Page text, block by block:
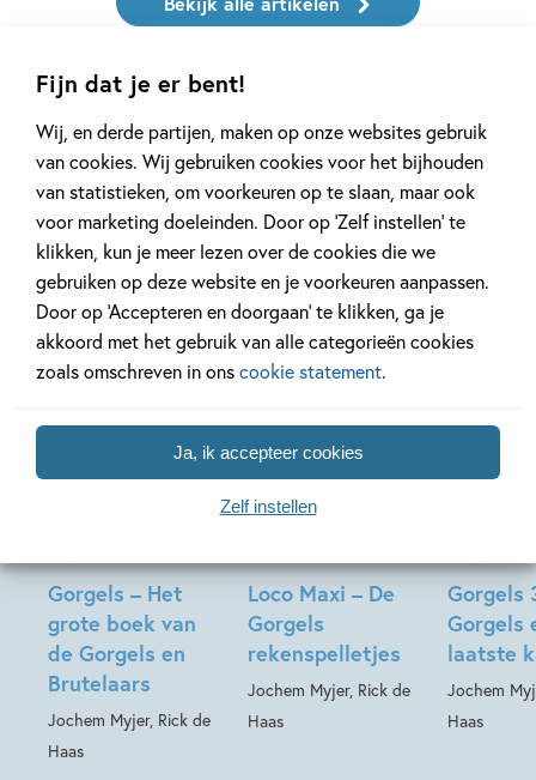
Fijn dat je er bent!
Wij, en derde partijen, maken op onze websites gebruik
van cookies. Wij gebruiken cookies voor het bijhouden
van statistieken, om voorkeuren op te slaan, maar ook
voor marketing doeleinden. Door op ‘Zelf instellen’ te
klikken, kun je meer lezen over de cookies die we
gebruiken op deze website en je voorkeuren aanpassen.
Door op ‘Accepteren en doorgaan’ te klikken, ga je
akkoord met het gebruik van alle categorieën cookies
zoals omschreven in onscookie statement.
Ja, ik accepteer cookies
Zelf instellen
Meer van deze auteur
Gorgels – Het
grote boek van
de Gorgels en
Brutelaars
Jochem Myjer, Rick de
Haas
Loco Maxi – De
Gorgels
rekenspelletjes
Jochem Myjer, Rick de
Haas
10,99
Paperback
Gorgels
Gorgels
laatste
Jochem
Haas